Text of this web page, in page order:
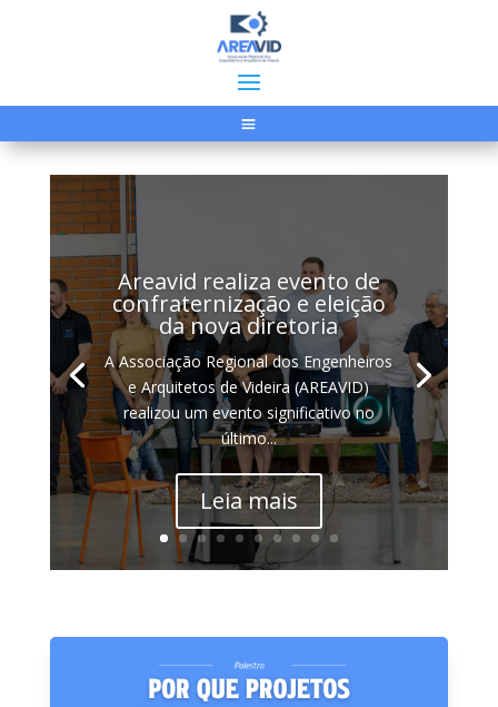
Areavid realiza evento de
confraternização e eleição
da nova diretoria
A Associação Regional dos Engenheiros
e Arquitetos de Videira (AREAVID)
realizou um evento significativo no
último...
Leia mais